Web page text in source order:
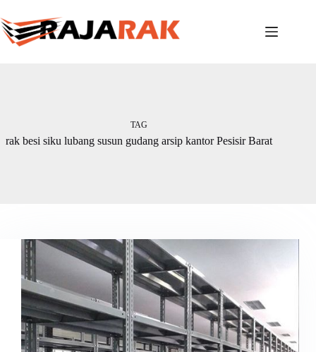
to
content
TAG
rak besi siku lubang susun gudang arsip kantor Pesisir Barat